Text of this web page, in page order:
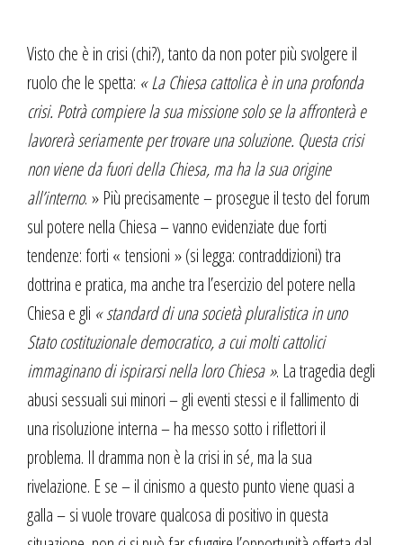
Visto che è in crisi (chi?), tanto da non poter più svolgere il
ruolo che le spetta: « La Chiesa cattolica è in una profonda
crisi. Potrà compiere la sua missione solo se la affronterà e
lavorerà seriamente per trovare una soluzione. Questa crisi
non viene da fuori della Chiesa, ma ha la sua origine
all’interno. » Più precisamente – prosegue il testo del forum
sul potere nella Chiesa – vanno evidenziate due forti
tendenze: forti « tensioni » (si legga: contraddizioni) tra
dottrina e pratica, ma anche tra l’esercizio del potere nella
Chiesa e gli « standard di una società pluralistica in uno
Stato costituzionale democratico, a cui molti cattolici
immaginano di ispirarsi nella loro Chiesa ». La tragedia degli
abusi sessuali sui minori – gli eventi stessi e il fallimento di
una risoluzione interna – ha messo sotto i riflettori il
problema. Il dramma non è la crisi in sé, ma la sua
rivelazione. E se – il cinismo a questo punto viene quasi a
galla – si vuole trovare qualcosa di positivo in questa